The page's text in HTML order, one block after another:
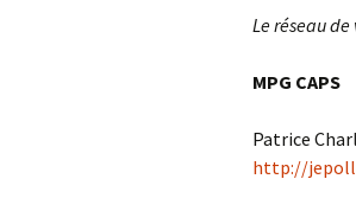
Le réseau
MPG CAPS
Patrice
http://